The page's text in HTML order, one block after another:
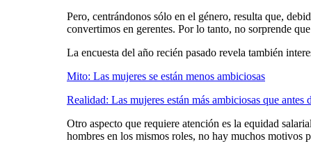
Pero, centrándonos sólo en el género, resulta que,
convertimos en gerentes. Por lo tanto, no sorprende
La encuesta del año recién pasado revela también
Mito: Las mujeres se están menos ambiciosas
Realidad: Las mujeres están más ambiciosas que
Otro aspecto que requiere atención es la equidad
hombres en los mismos roles, no hay muchos motivos